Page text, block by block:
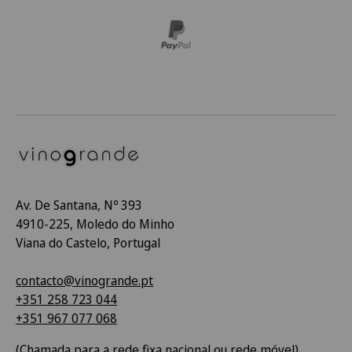
Av. De Santana, Nº 393
4910-225, Moledo do Minho
Viana do Castelo, Portugal
contacto@vinogrande.pt
+351 258 723 044
+351 967 077 068